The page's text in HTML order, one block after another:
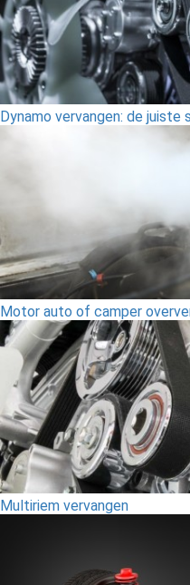
Dynamo vervangen: de juiste
Motor auto of camper
Multiriem vervangen